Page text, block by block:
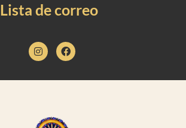
Lista de correo